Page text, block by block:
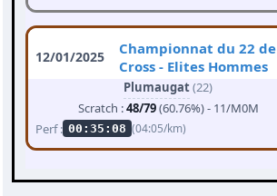
12/01/2025
Championnat du 22 de
Cross - Elites Hommes
Plumaugat(22)
Scratch :48/79(60.76%) - 11/M0M
Perf : 00:35:08 (04:05/km)